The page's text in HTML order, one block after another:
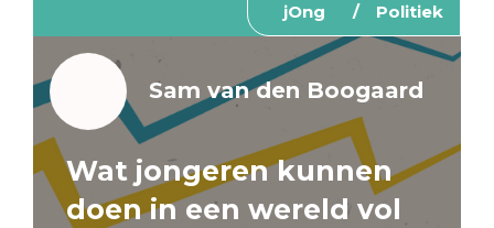
jOng Politiek
Sam van den Boogaard
Wat jongeren kunnen
doen in een wereld vol